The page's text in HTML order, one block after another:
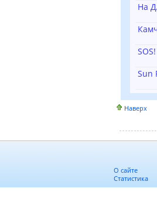
На
Sun
Наверх
О сайте
Статистика